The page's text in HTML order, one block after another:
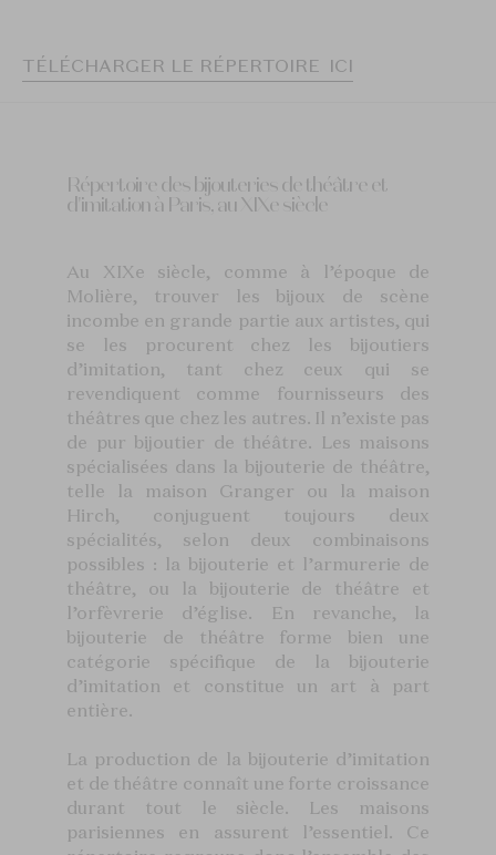
TÉLÉCHARGER LE RÉPERTOIRE ICI
Répertoire des bijouteries de théâtre et
d'imitation à Paris, au XIXe siècle
Au XIXe siècle, comme à l’époque de
Molière, trouver les bijoux de scène
incombe en grande partie aux artistes, qui
se les procurent chez les bijoutiers
d’imitation, tant chez ceux qui se
revendiquent comme fournisseurs des
théâtres que chez les autres. Il n’existe pas
de pur bijoutier de théâtre. Les maisons
spécialisées dans la bijouterie de théâtre,
telle la maison Granger ou la maison
Hirch, conjuguent toujours deux
spécialités, selon deux combinaisons
possibles : la bijouterie et l’armurerie de
théâtre, ou la bijouterie de théâtre et
l’orfèvrerie d’église. En revanche, la
bijouterie de théâtre forme bien une
catégorie spécifique de la bijouterie
d’imitation et constitue un art à part
entière.
La production de la bijouterie d’imitation
et de théâtre connaît une forte croissance
durant tout le siècle. Les maisons
parisiennes en assurent l’essentiel. Ce